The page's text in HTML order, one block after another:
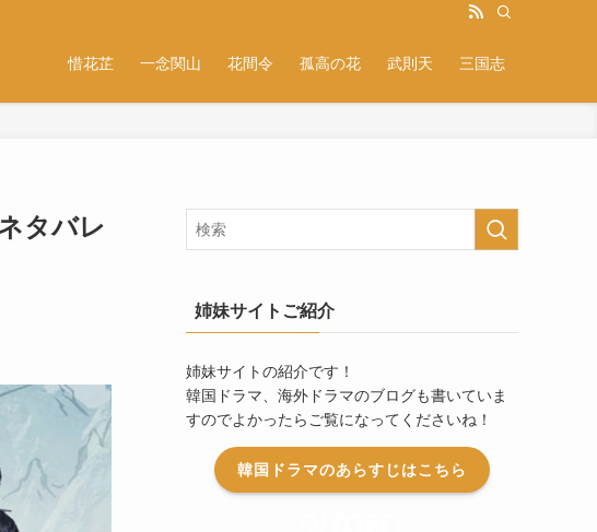
惜花芷 一念関山 花間令 孤高の花 武則天 三国志
タバレ
姉妹サイトご紹介
姉妹サイトの紹介です！
韓国ドラマ、海外ドラマのブログも書いていま
すのでよかったらご覧になってくださいね！
韓国ドラマのあらすじはこちら